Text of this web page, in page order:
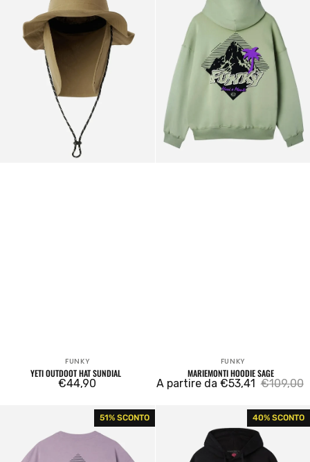
Sundial
Venditore:
FUNKY
YETI OUTDOOT HAT SUNDIAL
Prezzo
€44,90
Venditore:
FUNKY
MARIEMONTI HOODIE SAGE
Prezzo
A partire da €53,41
Prezzo
regolare
€109,00
51% SCONTO Oldschool
Hoodie
40% SCONTO